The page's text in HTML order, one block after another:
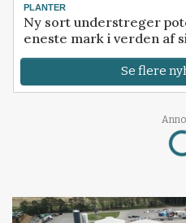
PLANTER
Ny sort understreger
eneste mark i verden af
Se flere